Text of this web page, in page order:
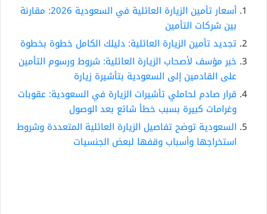
أسعار تأمين الزيارة العائلية في السعودية 2026: مقارنة
بين شركات التأمين
تجديد تأمين الزيارة العائلية: دليلك الكامل خطوة بخطوة
خبر مؤسف لأصحاب الزيارة العائلية: شروط ورسوم التأمين
على القادمين إلى السعودية بتأشيرة زيارة
قرار صادم لحاملي تأشيرات الزيارة في السعودية: عقوبات
وغرامات كبيرة بسبب خطأ شائع بعد الوصول
السعودية توضح تفاصيل الزيارة العائلية المتعددة وشروط
استخراجها وأسباب وقفها لبعض الجنسيات